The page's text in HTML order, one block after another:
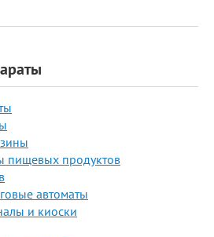
пищевых продуктов
автоматы
и киоски